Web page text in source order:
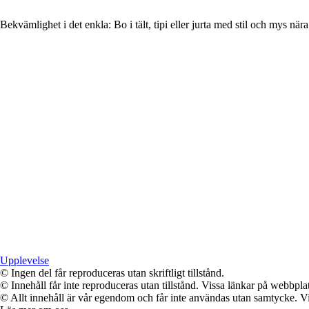
Bekvämlighet i det enkla: Bo i tält, tipi eller jurta med stil och mys
Upplevelse
© Ingen del får reproduceras utan skriftligt tillstånd.
© Innehåll får inte reproduceras utan tillstånd. Vissa länkar på
© Allt innehåll är vår egendom och får inte användas utan samtycke.